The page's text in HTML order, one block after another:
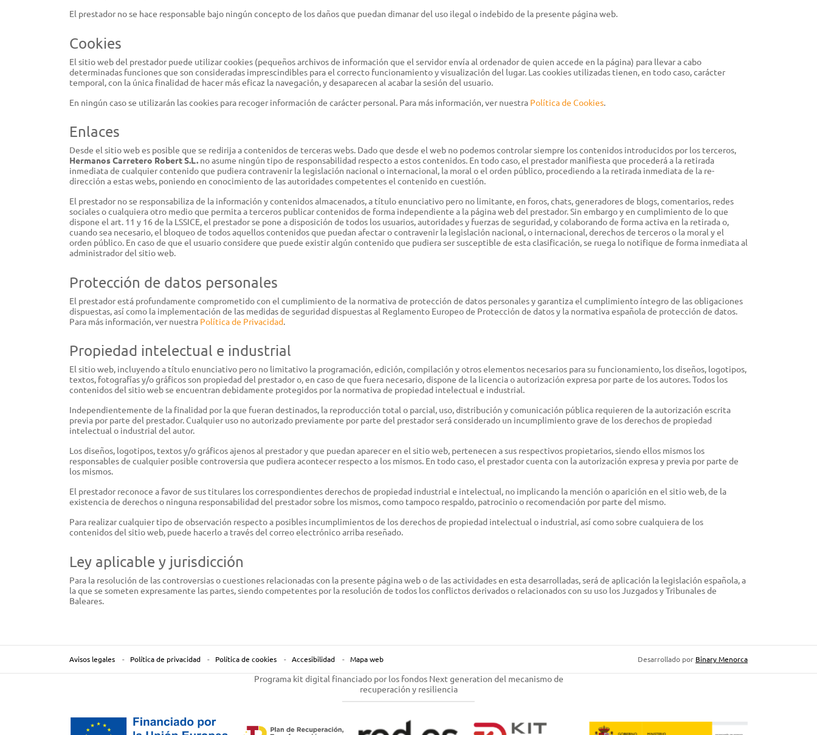
El prestador no se hace responsable bajo ningún concepto de los daños que puedan dimanar del uso ilegal o indebido de la presente página web.
Cookies
El sitio web del prestador puede utilizar cookies (pequeños archivos de información que el servidor envía al ordenador de quien accede en la página) para llevar a cabo
determinadas funciones que son consideradas imprescindibles para el correcto funcionamiento y visualización del lugar. Las cookies utilizadas tienen, en todo caso, carácter
temporal, con la única finalidad de hacer más eficaz la navegación, y desaparecen al acabar la sesión del usuario.
En ningún caso se utilizarán las cookies para recoger información de carácter personal. Para más información, ver nuestra Política de Cookies.
Enlaces
Desde el sitio web es posible que se redirija a contenidos de terceras webs. Dado que desde el web no podemos controlar siempre los contenidos introducidos por los terceros,
Hermanos Carretero Robert S.L. no asume ningún tipo de responsabilidad respecto a estos contenidos. En todo caso, el prestador manifiesta que procederá a la retirada
inmediata de cualquier contenido que pudiera contravenir la legislación nacional o internacional, la moral o el orden público, procediendo a la retirada inmediata de la re-
dirección a estas webs, poniendo en conocimiento de las autoridades competentes el contenido en cuestión.
El prestador no se responsabiliza de la información y contenidos almacenados, a título enunciativo pero no limitante, en foros, chats, generadores de blogs, comentarios, redes
sociales o cualquiera otro medio que permita a terceros publicar contenidos de forma independiente a la página web del prestador. Sin embargo y en cumplimiento de lo que
dispone el art. 11 y 16 de la LSSICE, el prestador se pone a disposición de todos los usuarios, autoridades y fuerzas de seguridad, y colaborando de forma activa en la retirada o,
cuando sea necesario, el bloqueo de todos aquellos contenidos que puedan afectar o contravenir la legislación nacional, o internacional, derechos de terceros o la moral y el
orden público. En caso de que el usuario considere que puede existir algún contenido que pudiera ser susceptible de esta clasificación, se ruega lo notifique de forma inmediata al
administrador del sitio web.
Protección de datos personales
El prestador está profundamente comprometido con el cumplimiento de la normativa de protección de datos personales y garantiza el cumplimiento íntegro de las obligaciones
dispuestas, así como la implementación de las medidas de seguridad dispuestas al Reglamento Europeo de Protección de datos y la normativa española de protección de datos.
Para más información, ver nuestra Política de Privacidad.
Propiedad intelectual e industrial
El sitio web, incluyendo a título enunciativo pero no limitativo la programación, edición, compilación y otros elementos necesarios para su funcionamiento, los diseños, logotipos,
textos, fotografías y/o gráficos son propiedad del prestador o, en caso de que fuera necesario, dispone de la licencia o autorización expresa por parte de los autores. Todos los
contenidos del sitio web se encuentran debidamente protegidos por la normativa de propiedad intelectual e industrial.
Independientemente de la finalidad por la que fueran destinados, la reproducción total o parcial, uso, distribución y comunicación pública requieren de la autorización escrita
previa por parte del prestador. Cualquier uso no autorizado previamente por parte del prestador será considerado un incumplimiento grave de los derechos de propiedad
intelectual o industrial del autor.
Los diseños, logotipos, textos y/o gráficos ajenos al prestador y que puedan aparecer en el sitio web, pertenecen a sus respectivos propietarios, siendo ellos mismos los
responsables de cualquier posible controversia que pudiera acontecer respecto a los mismos. En todo caso, el prestador cuenta con la autorización expresa y previa por parte de
los mismos.
El prestador reconoce a favor de sus titulares los correspondientes derechos de propiedad industrial e intelectual, no implicando la mención o aparición en el sitio web, de la
existencia de derechos o ninguna responsabilidad del prestador sobre los mismos, como tampoco respaldo, patrocinio o recomendación por parte del mismo.
Para realizar cualquier tipo de observación respecto a posibles incumplimientos de los derechos de propiedad intelectual o industrial, así como sobre cualquiera de los
contenidos del sitio web, puede hacerlo a través del correo electrónico arriba reseñado.
Ley aplicable y jurisdicción
Para la resolución de las controversias o cuestiones relacionadas con la presente página web o de las actividades en esta desarrolladas, será de aplicación la legislación española, a
la que se someten expresamente las partes, siendo competentes por la resolución de todos los conflictos derivados o relacionados con su uso los Juzgados y Tribunales de
Baleares.
Avisos legales Política de privacidad Política de cookies Accesibilidad Mapa web Desarrollado por Binary Menorca
Programa kit digital financiado por los fondos Next generation del mecanismo de
recuperación y resiliencia